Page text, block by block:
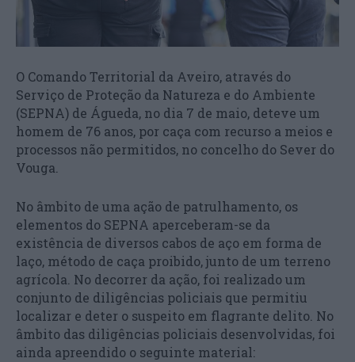
O Comando Territorial da Aveiro, através do
Serviço de Proteção da Natureza e do Ambiente
(SEPNA) de Águeda, no dia 7 de maio, deteve um
homem de 76 anos, por caça com recurso a meios e
processos não permitidos, no concelho do Sever do
Vouga.
No âmbito de uma ação de patrulhamento, os
elementos do SEPNA aperceberam-se da
existência de diversos cabos de aço em forma de
laço, método de caça proibido, junto de um terreno
agrícola. No decorrer da ação, foi realizado um
conjunto de diligências policiais que permitiu
localizar e deter o suspeito em flagrante delito. No
âmbito das diligências policiais desenvolvidas, foi
ainda apreendido o seguinte material: